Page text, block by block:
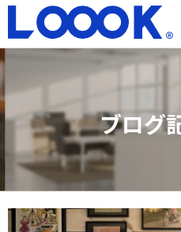
活用イ
導入事
ブログ
ブログ